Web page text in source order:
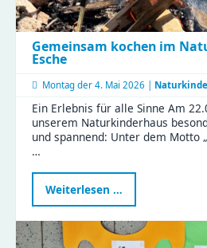
Gemeinsam kochen im
Esche
Montag der 4. Mai 2026 |
Ein Erlebnis für alle Sinne Am
unserem Naturkinderhaus
und spannend: Unter dem Motto
…
Weiterlesen …
kochen
im
Naturkinderhaus